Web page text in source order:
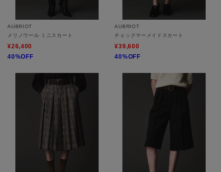
AUBRIOT
メリノウール ミニスカート
¥26,400
40%OFF
AUBRIOT
チェックマーメイドスカート
¥39,600
40%OFF